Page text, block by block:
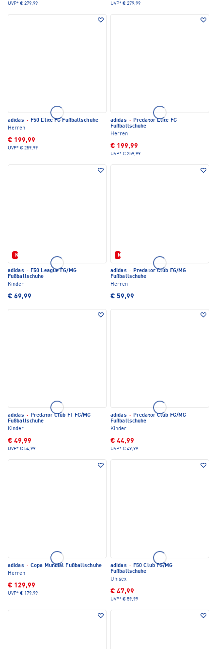
UVP* € 279,99 UVP* € 279,99
adidas · F50 Elite FG Fußballschuhe
Herren
€ 199,99
UVP* € 259,99
adidas · Predator Elite FG
Fußballschuhe
Herren
€ 199,99
UVP* € 259,99
Neu
adidas · F50 League FG/MG
Fußballschuhe
Kinder
€ 69,99
Neu
adidas · Predator Club FG/MG
Fußballschuhe
Herren
€ 59,99
adidas · Predator Club FT FG/MG
Fußballschuhe
Kinder
€ 49,99
UVP* € 54,99
adidas · Predator Club FG/MG
Fußballschuhe
Kinder
€ 44,99
UVP* € 49,99
adidas · Copa Mundial Fußballschuhe
Herren
€ 129,99
UVP* € 179,99
adidas · F50 Club FG/MG
Fußballschuhe
Unisex
€ 47,99
UVP* € 59,99